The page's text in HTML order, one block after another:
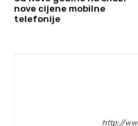
nove cijene mobilne
telefonije
http://